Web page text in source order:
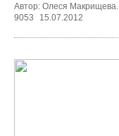
Автор: Олеся Макрищева.
9053
15.07.2012